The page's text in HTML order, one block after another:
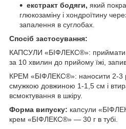
екстракт бодяги, який
глюкозаміну і хондроїтину
запалення в суглобах.
Спосіб застосування:
КАПСУЛИ «БІФЛЕКС®»: приймати
за 10 хвилин до прийому їжі,
КРЕМ «БІФЛЕКС®»: наносити 2-3
смужкою довжиною 1-1,5 см і
всмоктування в шкіру.
Форма випуску: капсули
крем «БІФЛЕКС®» — 30 г в тубі.